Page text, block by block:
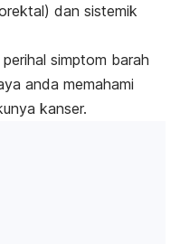
dan sistemik
simptom barah
anda memahami
kanser.